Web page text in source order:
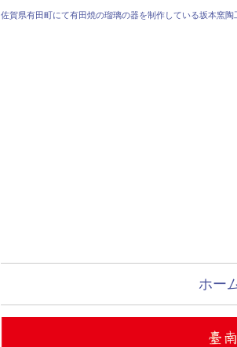
佐賀県有田町にて有田焼の瑠璃の器を制作している坂本窯陶
ホー